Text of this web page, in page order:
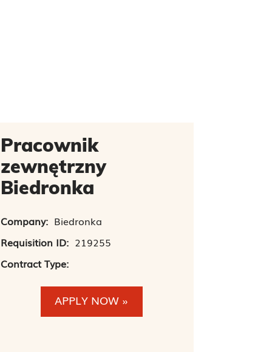
Pracownik
zewnętrzny
Biedronka
Company: Biedronka
Requisition ID: 219255
Contract Type:
APPLY NOW »